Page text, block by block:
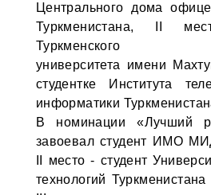
Центрального дома
Туркменистана, II
Туркменского
университета имени
студентке Института
информатики
В номинации «Лучший
завоевал студент ИМО
II место - студент
технологий